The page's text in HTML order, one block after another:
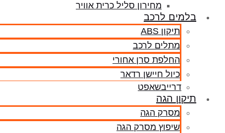
מחירון סליל כרית אוויר
בלמים לרכב
תיקון ABS
מתלים לרכב
החלפת סרן אחורי
כיול חיישן רדאר
דרייבשאפט
תיקון הגה
מסרק הגה
שיפוץ מסרק הגה